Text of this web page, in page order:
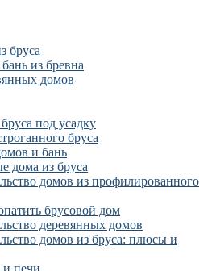
бруса
из бревна
домов
под усадку
бруса
и бань
дома из бруса
домов из профилированного
брусовой дом
деревянных домов
домов из бруса: плюсы и
печи